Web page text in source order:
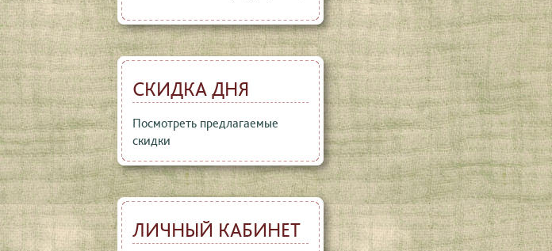
СКИДКА ДНЯ
Посмотреть предлагаемые
скидки
ЛИЧНЫЙ КАБИНЕТ